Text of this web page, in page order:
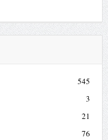
545
3
21
76